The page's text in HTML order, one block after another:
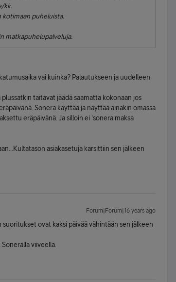
kk.
kotimaan puheluista.
matkapuhelupalveluja.
vai kuinka? Palautukseen ja uudelleen
taitavat jäädä saamatta kokonaan jos
Sonera käyttää ja näyttää ainakin omassa
eräpäivänä. Ja silloin ei 'sonera maksa
asiakasetuja karsittiin sen jälkeen
Forum|Forum|16 years ago
ovat kaksi päivää vähintään sen jälkeen
viiveellä.